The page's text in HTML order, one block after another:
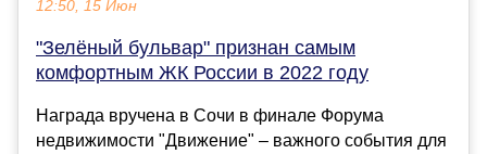
12:50, 15 Июн
"Зелёный бульвар" признан самым
комфортным ЖК России в 2022 году
Награда вручена в Сочи в финале Форума
недвижимости "Движение" – важного события для